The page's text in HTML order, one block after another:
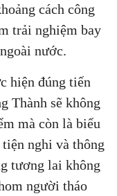
cách công
trải nghiệm bay
nước.
hiện đúng tiến
Thành sẽ không
mà còn là biểu
nghi và thông
tương lai không
người tháo